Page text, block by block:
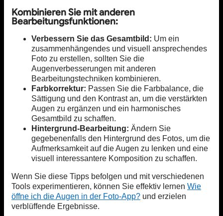
Kombinieren Sie mit anderen
Bearbeitungsfunktionen:
Verbessern Sie das Gesamtbild: Um ein
zusammenhängendes und visuell ansprechendes
Foto zu erstellen, sollten Sie die
Augenverbesserungen mit anderen
Bearbeitungstechniken kombinieren.
Farbkorrektur: Passen Sie die Farbbalance, die
Sättigung und den Kontrast an, um die verstärkten
Augen zu ergänzen und ein harmonisches
Gesamtbild zu schaffen.
Hintergrund-Bearbeitung: Ändern Sie
gegebenenfalls den Hintergrund des Fotos, um die
Aufmerksamkeit auf die Augen zu lenken und eine
visuell interessantere Komposition zu schaffen.
Wenn Sie diese Tipps befolgen und mit verschiedenen
Tools experimentieren, können Sie effektiv lernen Wie
öffne ich die Augen in der Foto-App? und erzielen
verblüffende Ergebnisse.